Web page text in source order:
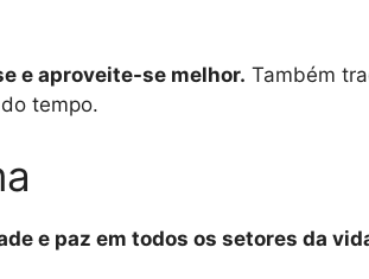
e aproveite-se melhor. Também
tempo.
e paz em todos os setores da